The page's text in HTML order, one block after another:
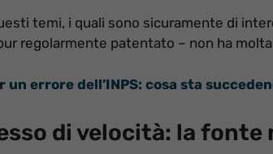
temi, i quali sono sicuramente di
regolarmente patentato – non ha
errore dell’INPS: cosa sta
di velocità: la fonte